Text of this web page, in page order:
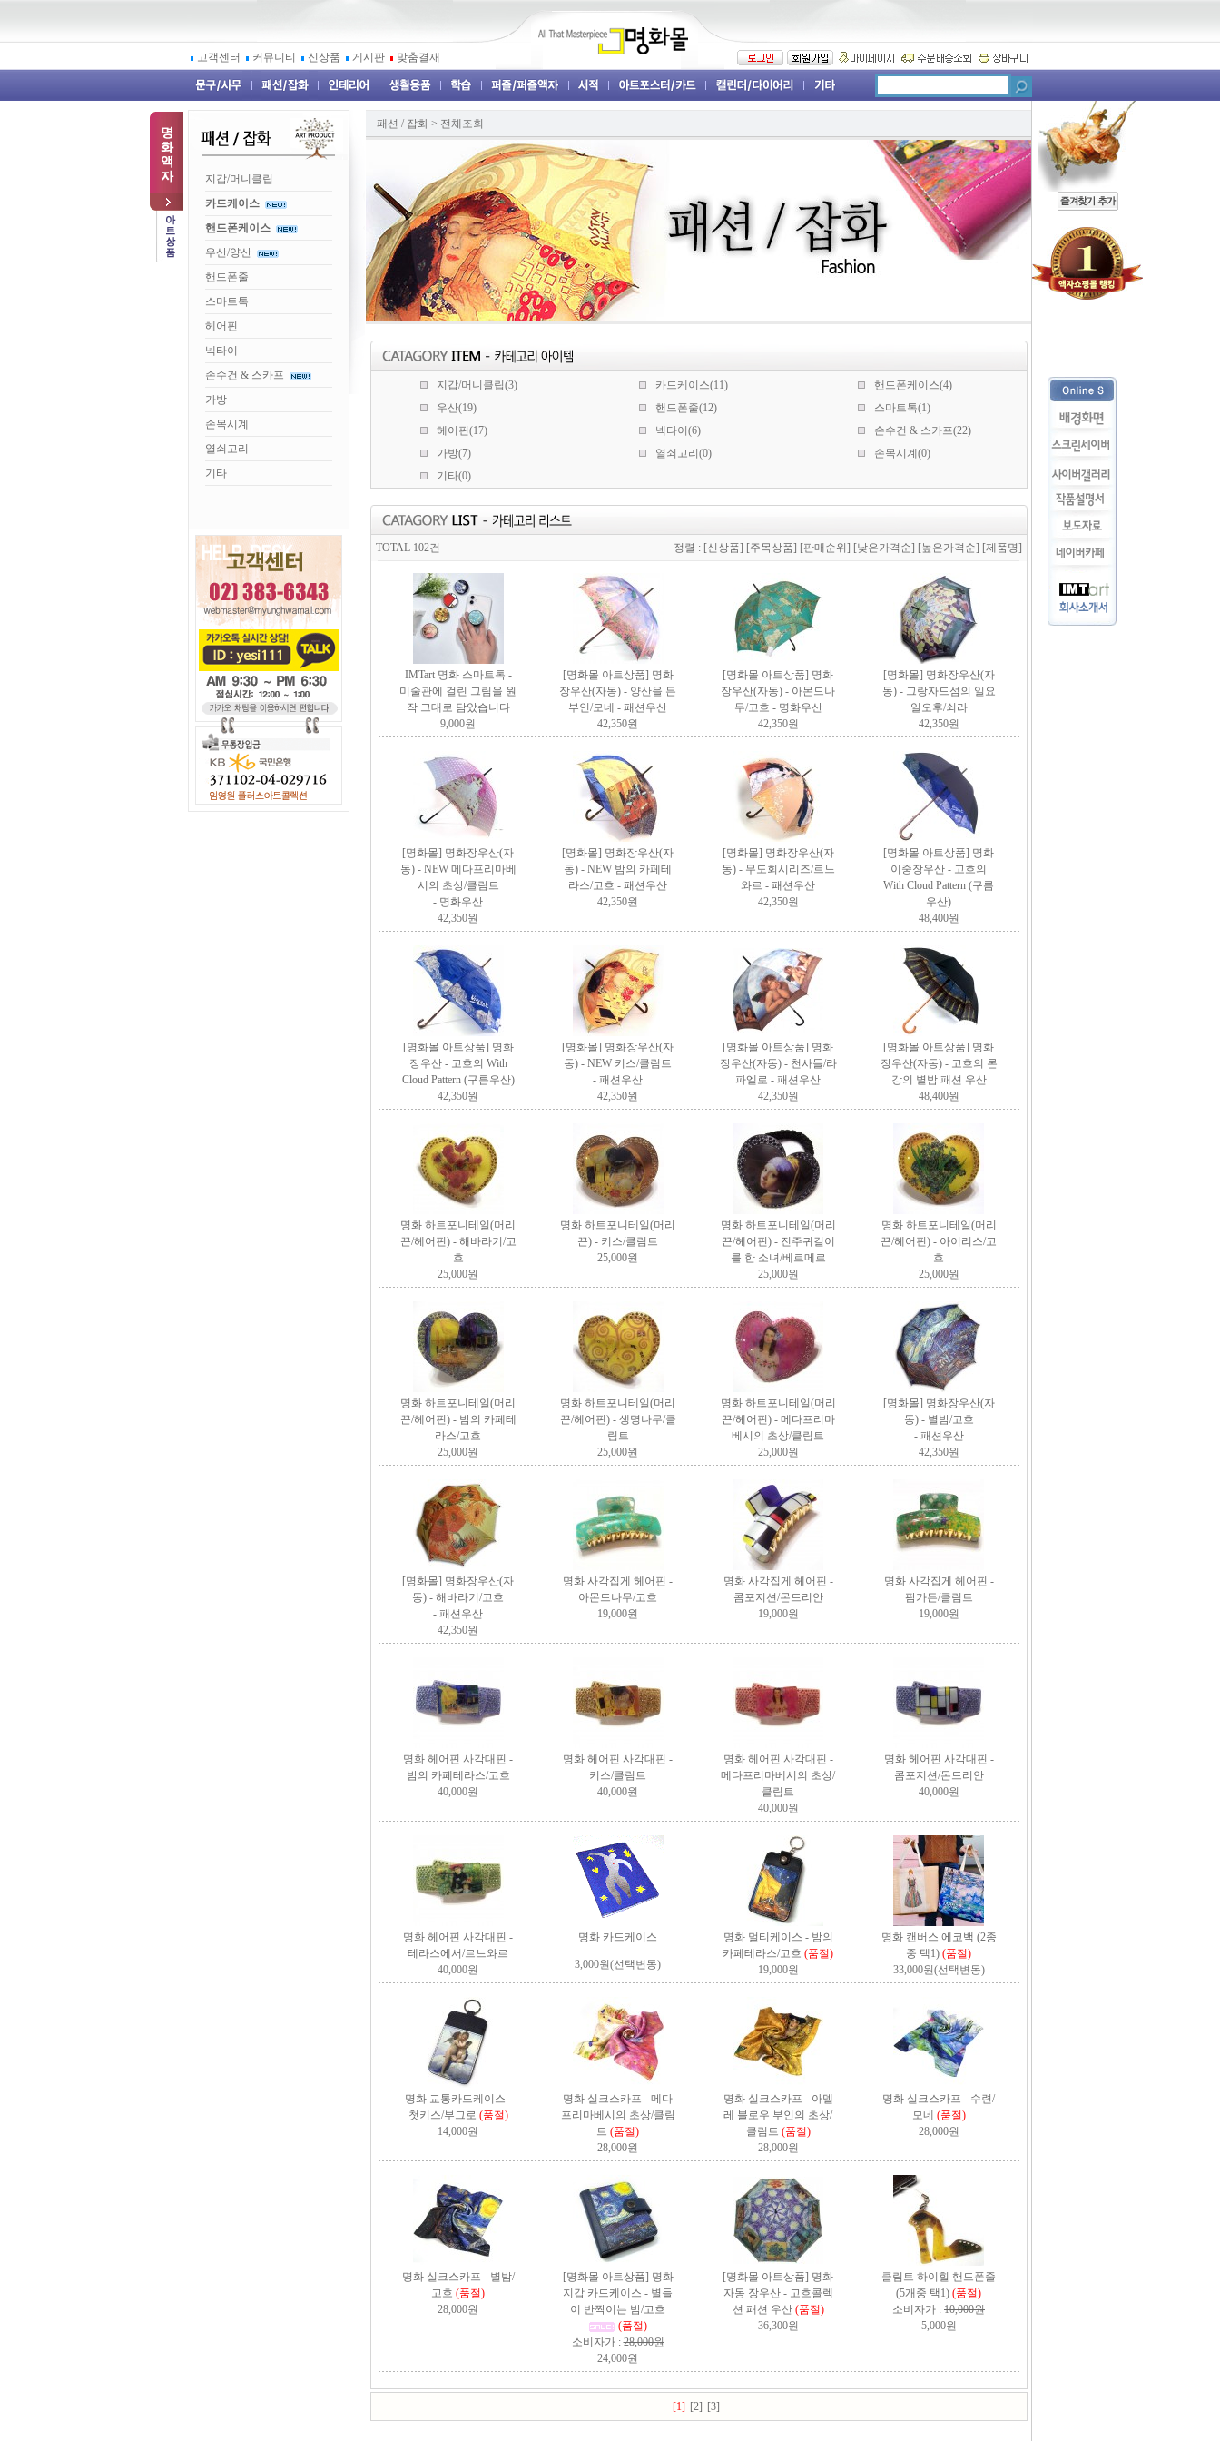
고객센터 커뮤니티 신상품 게시판 맞춤결재
지갑/머니클립
카드케이스
핸드폰케이스
우산/양산
핸드폰줄
스마트톡
헤어핀
넥타이
손수건 & 스카프
가방
손목시계
열쇠고리
기타
패션 / 잡화 > 전체조회
지갑/머니클립(3) 카드케이스(11)
핸드폰케이스(4)
우산(19)
핸드폰줄(12)
스마트톡(1)
헤어핀(17)
넥타이(6)
손수건 & 스카프(22)
가방(7)
열쇠고리(0)
손목시계(0)
기타(0)
TOTAL 102건 정렬 : [신상품] [주목상품] [판매순위] [낮은가격순] [높은가격순] [제품명]
IMTart 명화 스마트톡 -
미술관에 걸린 그림을 원
작 그대로 담았습니다
9,000원
[명화몰 아트상품] 명화
장우산(자동) - 양산을 든
부인/모네 - 패션우산
42,350원
[명화몰 아트상품] 명화
장우산(자동) - 아몬드나
무/고흐 - 명화우산
42,350원
[명화몰] 명화장우산(자
동) - 그랑자드섬의 일요
일오후/쇠라
42,350원
[명화몰] 명화장우산(자
동) - NEW 메다프리마베
시의 초상/클림트
- 명화우산
42,350원
[명화몰] 명화장우산(자
동) - NEW 밤의 카페테
라스/고흐 - 패션우산
42,350원
[명화몰] 명화장우산(자
동) - 무도회시리즈/르느
와르 - 패션우산
42,350원
[명화몰 아트상품] 명화
이중장우산 - 고흐의
With Cloud Pattern (구름
우산)
48,400원
[명화몰 아트상품] 명화
장우산 - 고흐의 With
Cloud Pattern (구름우산)
42,350원
[명화몰] 명화장우산(자
동) - NEW 키스/클림트
- 패션우산
42,350원
[명화몰 아트상품] 명화
장우산(자동) - 천사들/라
파엘로 - 패션우산
42,350원
[명화몰 아트상품] 명화
장우산(자동) - 고흐의 론
강의 별밤패션 우산
48,400원
명화 하트포니테일(머리
끈/헤어핀) - 해바라기/고
흐
25,000원
명화 하트포니테일(머리
끈) - 키스/클림트
25,000원
명화 하트포니테일(머리
끈/헤어핀) - 진주귀걸이
를 한 소녀/베르메르
25,000원
명화 하트포니테일(머리
끈/헤어핀) - 아이리스/고
흐
25,000원
명화 하트포니테일(머리
끈/헤어핀) - 밤의 카페테
라스/고흐
25,000원
명화 하트포니테일(머리
끈/헤어핀) - 생명나무/클
림트
25,000원
명화 하트포니테일(머리
끈/헤어핀) - 메다프리마
베시의 초상/클림트
25,000원
[명화몰] 명화장우산(자
동) - 별밤/고흐
- 패션우산
42,350원
[명화몰] 명화장우산(자
동) - 해바라기/고흐
- 패션우산
42,350원
명화 사각집게 헤어핀 -
아몬드나무/고흐
19,000원
명화 사각집게 헤어핀 -
콤포지션/몬드리안
19,000원
명화 사각집게 헤어핀 -
팜가든/클림트
19,000원
명화 헤어핀 사각대핀 -
밤의 카페테라스/고흐
40,000원
명화 헤어핀 사각대핀 -
키스/클림트
40,000원
명화 헤어핀 사각대핀 -
메다프리마베시의 초상/
클림트
40,000원
명화 헤어핀 사각대핀 -
콤포지션/몬드리안
40,000원
명화 헤어핀 사각대핀 -
테라스에서/르느와르
40,000원
명화 카드케이스
3,000원(선택변동)
명화 멀티케이스 - 밤의
카페테라스/고흐 (품절)
19,000원
명화 캔버스 에코백 (2종
중 택1) (품절)
33,000원(선택변동)
명화 교통카드케이스 -
첫키스/부그로 (품절)
14,000원
명화 실크스카프 - 메다
프리마베시의 초상/클림
트 (품절)
28,000원
명화 실크스카프 - 아델
레 블로우 부인의 초상/
클림트 (품절)
28,000원
명화 실크스카프 - 수련/
모네 (품절)
28,000원
명화 실크스카프 - 별밤/
고흐 (품절)
28,000원
[명화몰 아트상품] 명화
지갑 카드케이스 - 별들
이 반짝이는 밤/고흐
(품절)
소비자가 :28,000원
24,000원
[명화몰 아트상품] 명화
자동 장우산 - 고흐콜렉
션 패션 우산 (품절)
36,300원
클림트 하이힐 핸드폰줄
(5개중 택1) (품절)
소비자가 : 10,000원
5,000원
[1] [2] [3]